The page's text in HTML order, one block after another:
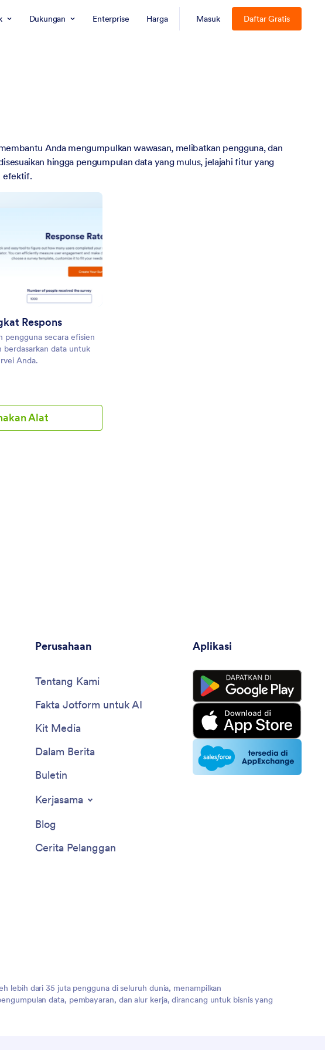
Dukungan Enterprise Harga Masuk Daftar Gratis
Anda mengumpulkan wawasan, melibatkan pengguna, dan
hingga pengumpulan data yang mulus, jelajahi fitur yang
efektif.
Respons
pengguna secara efisien
berdasarkan data untuk
Anda.
Alat
Perusahaan
Tentang Kami
Fakta Jotform untuk AI
Kit Media
Dalam Berita
Buletin
Kerjasama
Blog
Cerita Pelanggan
Aplikasi
lebih dari 35 juta pengguna di seluruh dunia, menampilkan
data, pembayaran, dan alur kerja, dirancang untuk bisnis yang